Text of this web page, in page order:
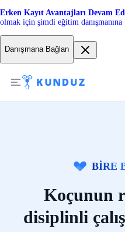
Erken Kayıt Avantajları Devam
olmak için şimdi eğitim
Danışmana Bağlan
BİRE
Koçunun
disiplinli